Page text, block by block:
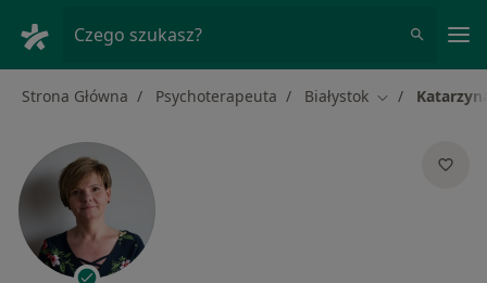
Czego szukasz?
Strona Główna Psychoterapeuta Białystok Zmień miasto